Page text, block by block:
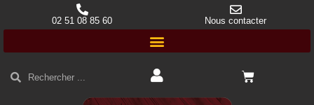
02 51 08 85 60 Nous contacter